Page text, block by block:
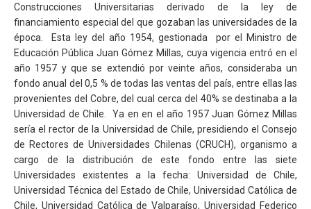
Construcciones Universitarias derivado de la ley de
financiamiento especial del que gozaban las universidades de la
época. Esta ley del año 1954, gestionada por el Ministro de
Educación Pública Juan Gómez Millas, cuya vigencia entró en el
año 1957 y que se extendió por veinte años, consideraba un
fondo anual del 0,5 % de todas las ventas del país, entre ellas las
provenientes del Cobre, del cual cerca del 40% se destinaba a la
Universidad de Chile. Ya en en el año 1957 Juan Gómez Millas
sería el rector de la Universidad de Chile, presidiendo el Consejo
de Rectores de Universidades Chilenas (CRUCH), organismo a
cargo de la distribución de este fondo entre las siete
Universidades existentes a la fecha: Universidad de Chile,
Universidad Técnica del Estado de Chile, Universidad Católica de
Chile, Universidad Católica de Valparaíso, Universidad Federico